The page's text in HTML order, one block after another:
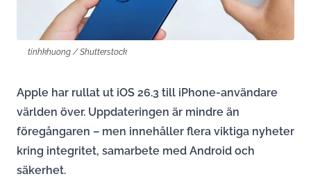
tinhkhuong / Shutterstock
Apple har rullat ut iOS 26.3 till iPhone-användare
världen över. Uppdateringen är mindre än
föregångaren – men innehåller flera viktiga nyheter
kring integritet, samarbete med Android och
säkerhet.